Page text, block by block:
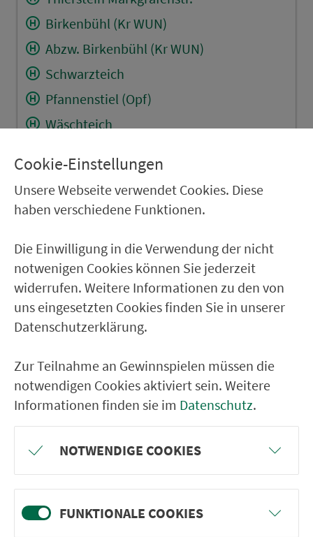
Birkenbühl (Kr WUN)
Abzw. Birkenbühl (Kr WUN)
Schwarzteich
Pfannenstiel (Opf)
Wäschteich
Dangesbühl
Hohenmühle (Ofr)
Schwarzenhammer Bahnhof
Stabhammer
RÜCKFAHRT
Stabhammer
Schwarzenhammer Bahnhof
Kaiserhammer/Thierst
Hohenmühle (Ofr)
Dangesbühl
Wäschteich
Cookie-Einstellungen
Unsere Webseite verwendet Cookies. Diese
haben verschiedene Funktionen.
Die Einwilligung in die Verwendung der nicht
notwenigen Cookies können Sie jederzeit
widerrufen. Weitere Informationen zu den von
uns eingesetzten Cookies finden Sie in unserer
Datenschutzerklärung.
Zur Teilnahme an Gewinnspielen müssen die
notwendigen Cookies aktiviert sein. Weitere
Informationen finden sie im Datenschutz.
NOTWENDIGE COOKIES
FUNKTIONALE COOKIES